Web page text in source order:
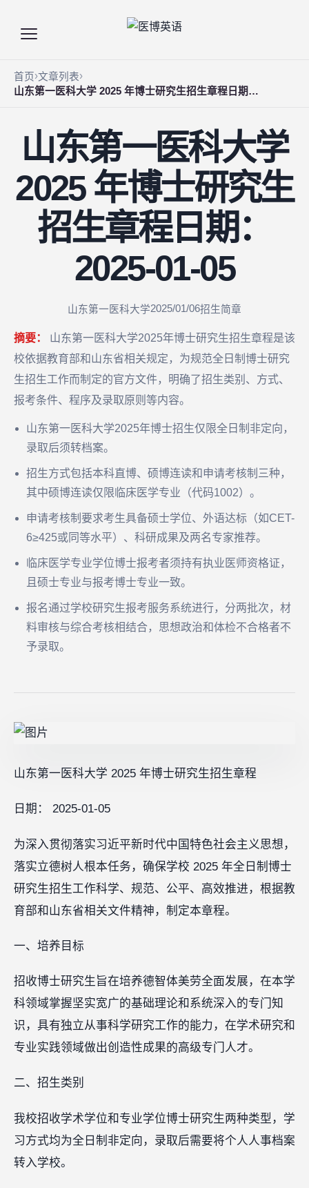
首页 文章列表
山东第一医科大学 2025 年博士研究生招生章程日期： 2025-01-05
山东第一医科大学
2025 年博士研究生
招生章程日期：
2025-01-05
山东第一医科大学2025/01/06招生简章
摘要：
山东第一医科大学2025年博士研究生招生章程是该
校依据教育部和山东省相关规定，为规范全日制博士研究
生招生工作而制定的官方文件，明确了招生类别、方式、
报考条件、程序及录取原则等内容。
山东第一医科大学2025年博士招生仅限全日制非定向，
录取后须转档案。
招生方式包括本科直博、硕博连读和申请考核制三种，
其中硕博连读仅限临床医学专业（代码1002）。
申请考核制要求考生具备硕士学位、外语达标（如CET-
6≥425或同等水平）、科研成果及两名专家推荐。
临床医学专业学位博士报考者须持有执业医师资格证，
且硕士专业与报考博士专业一致。
报名通过学校研究生报考服务系统进行，分两批次，材
料审核与综合考核相结合，思想政治和体检不合格者不
予录取。
山东第一医科大学 2025 年博士研究生招生章程
日期： 2025-01-05
为深入贯彻落实习近平新时代中国特色社会主义思想，
落实立德树人根本任务，确保学校 2025 年全日制博士
研究生招生工作科学、规范、公平、高效推进，根据教
育部和山东省相关文件精神，制定本章程。
一、培养目标
招收博士研究生旨在培养德智体美劳全面发展，在本学
科领域掌握坚实宽广的基础理论和系统深入的专门知
识，具有独立从事科学研究工作的能力，在学术研究和
专业实践领域做出创造性成果的高级专门人才。
二、招生类别
我校招收学术学位和专业学位博士研究生两种类型，学
习方式均为全日制非定向，录取后需要将个人人事档案
转入学校。